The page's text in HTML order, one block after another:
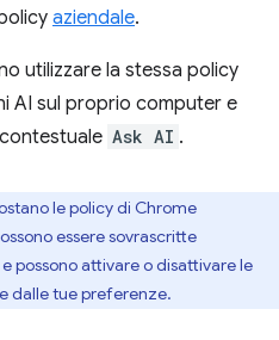
aziendale.
utilizzare la stessa policy
AI sul proprio computer e
Ask AI .
le policy di Chrome
essere sovrascritte
possono attivare o disattivare le
dalle tue preferenze.